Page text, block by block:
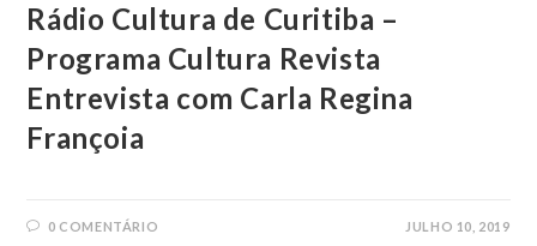
Rádio Cultura de Curitiba –
Programa Cultura Revista
Entrevista com Carla Regina
Françoia
0 COMENTÁRIO JULHO 10, 2019